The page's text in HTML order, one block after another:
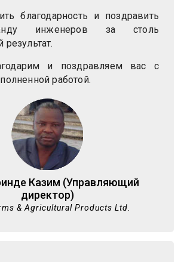
благодарность и поздравить
инженеров за столь
и поздравляем вас с
работой.
Казим (Управляющий
директор)
& Agricultural Products Ltd.